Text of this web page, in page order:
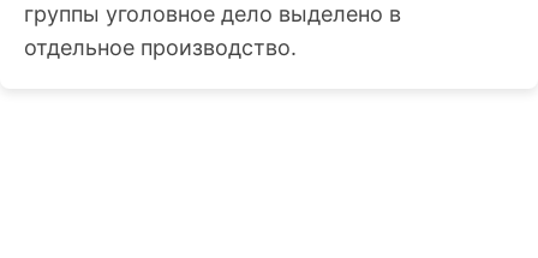
группы уголовное дело выделено в
отдельное производство.